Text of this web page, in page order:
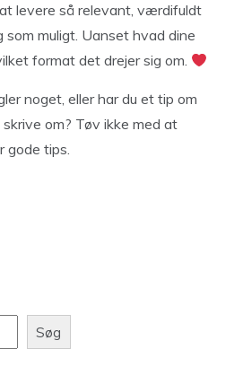
levere så relevant, værdifuldt
som muligt. Uanset hvad dine
format det drejer sig om.
noget, eller har du et tip om
om? Tøv ikke med at
gode tips.
Søg